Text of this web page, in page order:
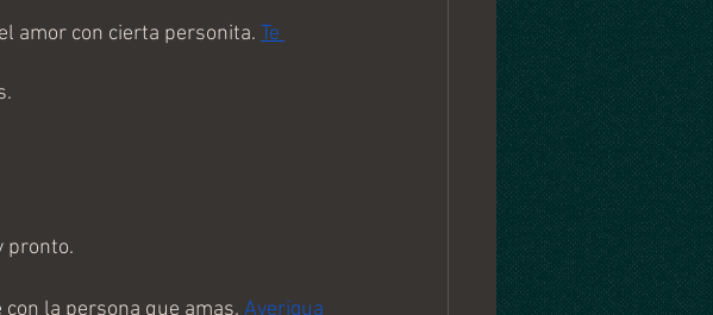
amor con cierta personita. Te
pronto.
la persona que amas. Averigua